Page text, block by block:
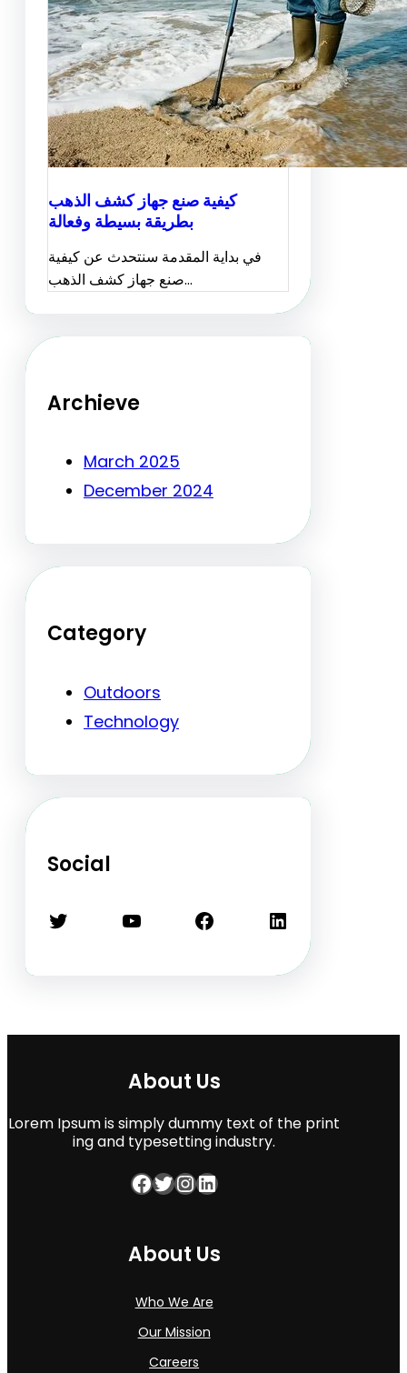
كيفية صنع جهاز كشف الذهب
بطريقة بسيطة وفعالة
في بداية المقدمة سنتحدث عن كيفية
صنع جهاز كشف الذهب…
Archieve
March 2025
December 2024
Category
Outdoors
Technology
Social
Twitter YouTube Facebook LinkedIn
About Us
Lorem Ipsum is simply dummy text of the print
ing and typesetting industry.
Facebook Twitter InstagramLinkedIn
About Us
Who We Are
Our Mission
Careers